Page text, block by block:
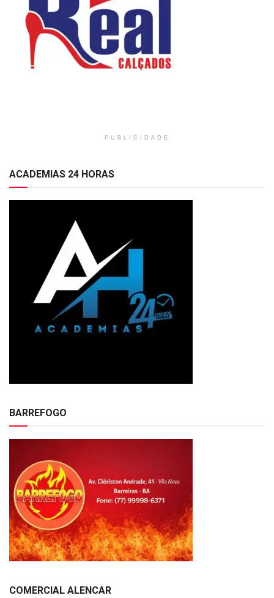
PUBLICIDADE
ACADEMIAS 24 HORAS
BARREFOGO
COMERCIAL ALENCAR